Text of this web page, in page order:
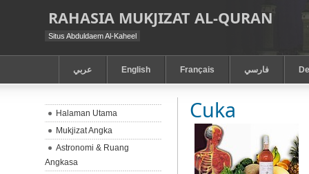
RAHASIA MUKJIZAT AL-QURAN
Situs Abduldaem Al-Kaheel
عربي English Français فارسي
Cuka
Halaman Utama
Mukjizat Angka
Astronomi & Ruang
Angkasa